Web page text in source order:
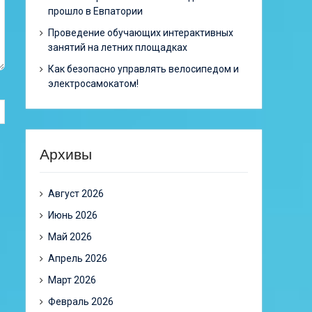
прошло в Евпатории
Проведение обучающих интерактивных
занятий на летних площадках
Как безопасно управлять велосипедом и
электросамокатом!
Архивы
Август 2026
Июнь 2026
Май 2026
Апрель 2026
Март 2026
Февраль 2026